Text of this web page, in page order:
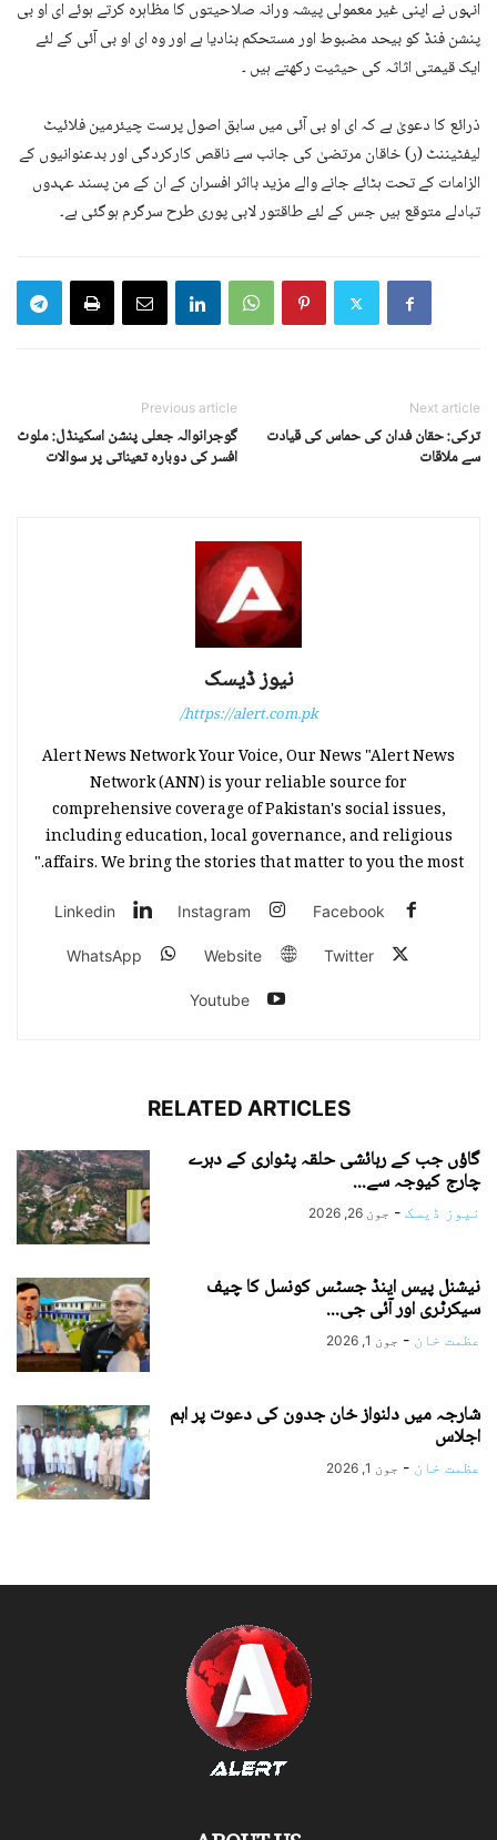
انہوں نے اپنی غیر معمولی پیشہ ورانہ صلاحیتوں کا مظاہرہ کرتے ہوئے ای او بی
پنشن فنڈ کو بیحد مضبوط اور مستحکم بنادیا ہے اور وہ ای او بی آئی کے لئے
ایک قیمتی اثاثہ کی حیثیت رکھتے ہیں ۔
ذرائع کا دعویٰ ہے کہ ای او بی آئی میں سابق اصول پرست چیئرمین فلائیٹ
لیفٹیننٹ (ر) خاقان مرتضیٰ کی جانب سے ناقص کارکردگی اور بدعنوانیوں کے
الزامات کے تحت ہٹائے جانے والے مزید بااثر افسران کے ان کے من پسند عہدوں
تبادلے متوقع ہیں جس کے لئے طاقتور لابی پوری طرح سرگرم ہوگئی ہے۔
Previous article
گوجرانوالہ جعلی پنشن اسکینڈل: ملوث
افسر کی دوبارہ تعیناتی پر سوالات
Next article
ترکی: حقان فدان کی حماس کی قیادت
سے ملاقات
نیوز ڈیسک
https://alert.com.pk/
Alert News Network Your Voice, Our News "Alert News
Network (ANN) is your reliable source for
comprehensive coverage of Pakistan's social issues,
including education, local governance, and religious
affairs. We bring the stories that matter to you the most."
Facebook
Instagram
Linkedin
Twitter
Website
WhatsApp
Youtube
RELATED ARTICLES
گاؤں جب کے رہائشی حلقہ پٹواری کے دہرے
چارج کیوجہ سے...
نیوز ڈیسک - جون 26, 2026
نیشنل پیس اینڈ جسٹس کونسل کا چیف
سیکرٹری اور آئی جی...
عظمت خان - جون 1, 2026
شارجہ میں دلنواز خان جدون کی دعوت پر اہم
اجلاس
عظمت خان - جون 1, 2026